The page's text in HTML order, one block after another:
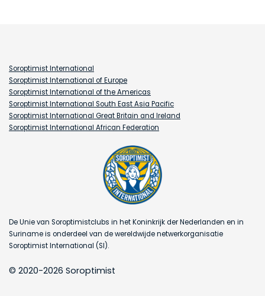
Soroptimist International
Soroptimist International of Europe
Soroptimist International of the Americas
Soroptimist International South East Asia Pacific
Soroptimist International Great Britain and Ireland
Soroptimist International African Federation
De Unie van Soroptimistclubs in het Koninkrijk der Nederlanden en in
Suriname is onderdeel van de wereldwijde netwerkorganisatie
Soroptimist International (SI).
© 2020-2026 Soroptimist